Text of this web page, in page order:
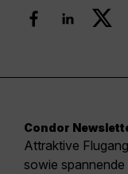
Condor
Attraktive
sowie